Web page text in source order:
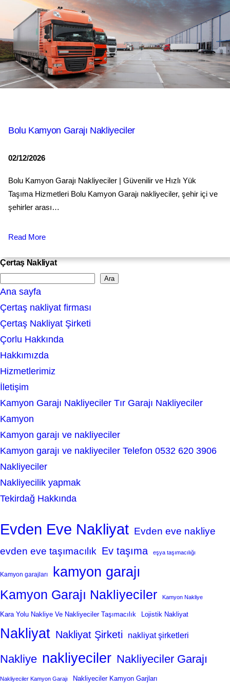
Bolu Kamyon Garajı Nakliyeciler
02/12/2026
Bolu Kamyon Garajı Nakliyeciler | Güvenilir ve Hızlı Yük
Taşıma Hizmetleri Bolu Kamyon Garajı nakliyeciler, şehir içi ve
şehirler arası…
Read More
Çertaş Nakliyat
e
a
r
c
h
Ara
Ana sayfa
Çertaş nakliyat firması
Çertaş Nakliyat Şirketi
Çorlu Hakkında
Hakkımızda
Hizmetlerimiz
İletişim
Kamyon Garajı Nakliyeciler Tır Garajı Nakliyeciler
Kamyon
Kamyon garajı ve nakliyeciler
Kamyon garajı ve nakliyeciler Telefon 0532 620 3906
Nakliyeciler
Nakliyecilik yapmak
Tekirdağ Hakkında
Evden Eve Nakliyat Evden eve nakliye
evden eve taşımacılık Ev taşıma eşya taşımacılığı
Kamyon garajları kamyon garajı
Kamyon Garajı Nakliyeciler Kamyon Nakliye
Kara Yolu Nakliye Ve Nakliyeciler Taşımacılık Lojistik Nakliyat
Nakliyat Nakliyat Şirketi nakliyat şirketleri
Nakliye nakliyeciler Nakliyeciler Garajı
Nakliyeciler Kamyon Garajı Nakliyeciler Kamyon Garjları